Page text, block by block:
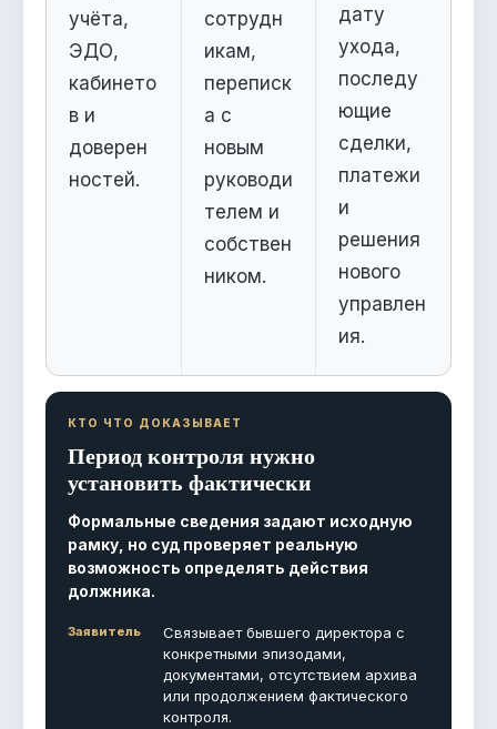
учёта,
ЭДО,
кабинето
в и
доверен
ностей.
сотрудн
икам,
переписк
а с
новым
руководи
телем и
собствен
ником.
дату
ухода,
последу
ющие
сделки,
платежи
и
решения
нового
управлен
ия.
КТО ЧТО ДОКАЗЫВАЕТ
Период контроля нужно
установить фактически
Формальные сведения задают исходную
рамку, но суд проверяет реальную
возможность определять действия
должника.
Заявитель
Связывает бывшего директора с
конкретными эпизодами,
документами, отсутствием архива
или продолжением фактического
контроля.